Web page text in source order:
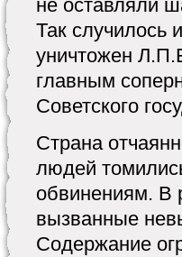
не оставляли
Так случилось
уничтожен
главным
Советского
Страна
людей
обвинениям. В
вызванные
Содержание